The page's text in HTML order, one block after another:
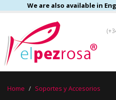
We are also available in
Home Soportes y Accesorios